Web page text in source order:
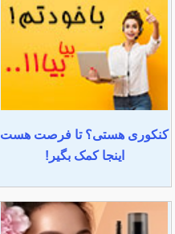
کنکوری هستی؟ تا فرصت هست
اینجا کمک بگیر!